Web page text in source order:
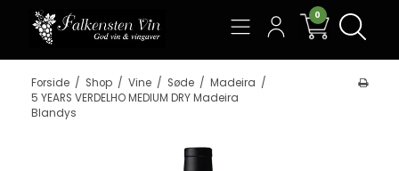
0
Forside / Shop / Vine / Søde / Madeira /
5 YEARS VERDELHO MEDIUM DRY Madeira
Blandys